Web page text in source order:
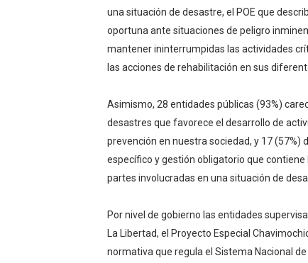
una situación de desastre, el POE que
oportuna ante situaciones de peligro
mantener ininterrumpidas las actividades
las acciones de rehabilitación en sus
Asimismo, 28 entidades públicas (93%)
desastres que favorece el desarrollo de
prevención en nuestra sociedad, y 17
específico y gestión obligatorio que
partes involucradas en una situación de
Por nivel de gobierno las entidades
La Libertad, el Proyecto Especial
normativa que regula el Sistema Nacional